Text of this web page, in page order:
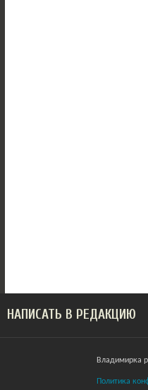
НАПИСАТЬ В РЕДАКЦИЮ
Владимирка
Политика